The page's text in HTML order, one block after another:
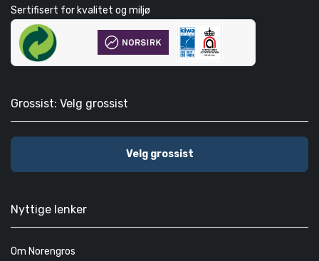
Sertifisert for kvalitet og miljø
Grossist: Velg grossist
Velg grossist
Nyttige lenker
Om Norengros